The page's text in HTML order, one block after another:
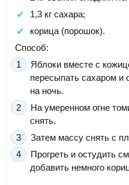
1,3 кг сахара;
корица (порошок).
Способ:
Яблоки вместе с
пересыпать сахаром и
на ночь.
На умеренном огне
снять.
Затем массу снять с
Прогреть и остудить
добавить немного